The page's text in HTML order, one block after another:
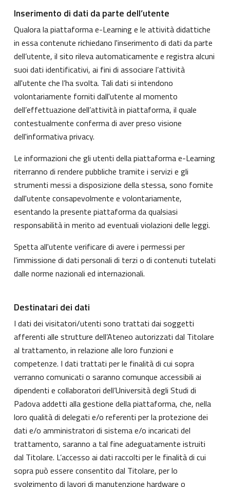
Inserimento di dati da parte dell’utente
Qualora la piattaforma e-Learning e le attività didattiche
in essa contenute richiedano l'inserimento di dati da parte
dell’utente, il sito rileva automaticamente e registra alcuni
suoi dati identificativi, ai fini di associare l’attività
all'utente che l’ha svolta. Tali dati si intendono
volontariamente forniti dall'utente al momento
dell’effettuazione dell’attività in piattaforma, il quale
contestualmente conferma di aver preso visione
dell'informativa privacy.
Le informazioni che gli utenti della piattaforma e-Learning
riterranno di rendere pubbliche tramite i servizi e gli
strumenti messi a disposizione della stessa, sono fornite
dall'utente consapevolmente e volontariamente,
esentando la presente piattaforma da qualsiasi
responsabilità in merito ad eventuali violazioni delle leggi.
Spetta all'utente verificare di avere i permessi per
l'immissione di dati personali di terzi o di contenuti tutelati
dalle norme nazionali ed internazionali.
Destinatari dei dati
I dati dei visitatori/utenti sono trattati dai soggetti
afferenti alle strutture dell’Ateneo autorizzati dal Titolare
al trattamento, in relazione alle loro funzioni e
competenze. I dati trattati per le finalità di cui sopra
verranno comunicati o saranno comunque accessibili ai
dipendenti e collaboratori dell’Università degli Studi di
Padova addetti alla gestione della piattaforma, che, nella
loro qualità di delegati e/o referenti per la protezione dei
dati e/o amministratori di sistema e/o incaricati del
trattamento, saranno a tal fine adeguatamente istruiti
dal Titolare. L’accesso ai dati raccolti per le finalità di cui
sopra può essere consentito dal Titolare, per lo
svolgimento di lavori di manutenzione hardware o